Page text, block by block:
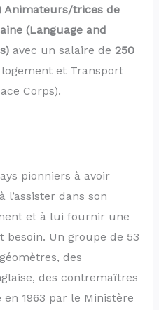
Animateurs/trices de
(Language and
) avec un salaire de 250
et Transport
Corps).
pionniers à avoir
l’assister dans son
et à lui fournir une
besoin. Un groupe de 53
des
des contremaîtres
1963 par le Ministère